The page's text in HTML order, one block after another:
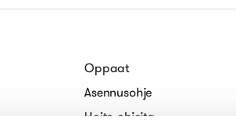
Oppaat
Asennusohje
Hoito-ohjeita